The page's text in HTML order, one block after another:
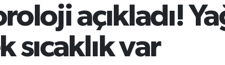
açıkladı!
sıcaklık var